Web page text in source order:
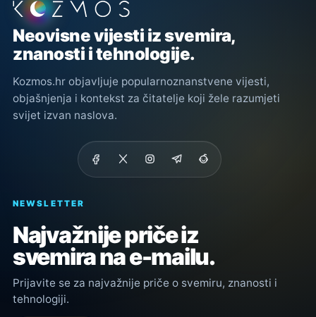
Podnožje stranice
Neovisne vijesti iz svemira,
znanosti i tehnologije.
Kozmos.hr objavljuje popularnoznanstvene vijesti,
objašnjenja i kontekst za čitatelje koji žele razumjeti
svijet izvan naslova.
NEWSLETTER
Najvažnije priče iz
svemira na e-mailu.
Prijavite se za najvažnije priče o svemiru, znanosti i
tehnologiji.